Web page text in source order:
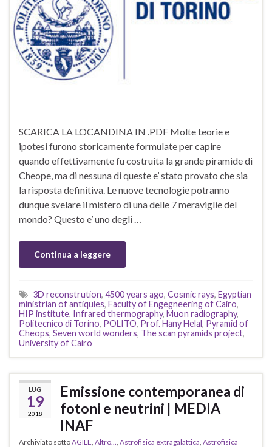
SCARICA LA LOCANDINA IN .PDF Molte teorie e
ipotesi furono storicamente formulate per capire
quando effettivamente fu costruita la grande piramide di
Cheope, ma di nessuna di queste e’ stato provato che sia
la risposta definitiva. Le nuove tecnologie potranno
dunque svelare il mistero di una delle 7 meraviglie del
mondo? Questo e’ uno degli …
Continua a leggere
3D reconstrution, 4500 years ago, Cosmic rays, Egyptian
ministrian of antiquies, Faculty of Engegneering of Cairo,
HIP institute, Infrared thermography, Muon radiography,
Politecnico di Torino, POLITO, Prof. Hany Helal, Pyramid of
Cheops, Seven world wonders, The scan pyramids project,
University of Cairo
LUG
19
2018
Emissione contemporanea di
fotoni e neutrini | MEDIA
INAF
Archiviato sottoAGILE Altro... Astrofisica extragalattica Astrofisica